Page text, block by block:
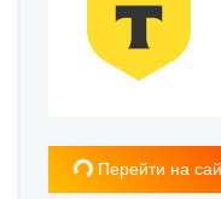
Перейти на